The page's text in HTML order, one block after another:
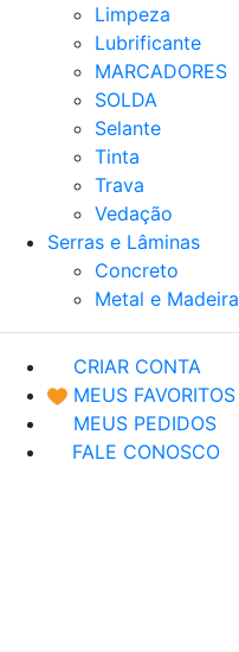
Limpeza
Lubrificante
MARCADORES
SOLDA
Selante
Tinta
Trava
Vedação
Serras e Lâminas
Concreto
Metal e Madeira
CRIAR CONTA
MEUS FAVORITOS
MEUS PEDIDOS
FALE CONOSCO